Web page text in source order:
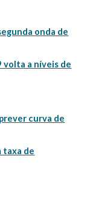
onda de
volta a níveis de
curva de
taxa de